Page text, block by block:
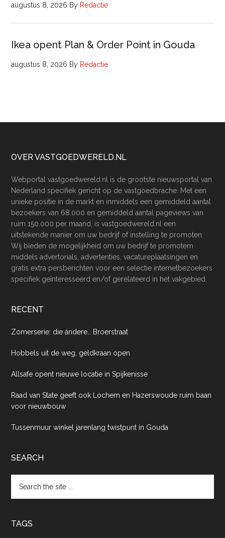
augustus 8, 2026 By Redactie
Ikea opent Plan & Order Point in Gouda
augustus 8, 2026 By Redactie
Footer
OVER VASTGOEDWERELD.NL
Webportal vastgoedwereld.nl is de grootste nieuwsportal van
Nederland specifiek gericht op de vastgoedbrache. Met een
unieke positie in de markt en inmiddels een gemiddeld aantal
bezoekers van 68.000 en gemiddeld aantal pageviews van
ruim 150.000 per maand, is vastgoedwereld.nl een
uitstekende manier om uw bedrijf of instelling te promoten.
Wij bieden de mogelijkheid om uw bedrijf te promotem
middels advertorials, advertenties, vacatureplaatsingen en
gratis extra persberichten voor een selectie internetbezoekers
specifiek geïnteresseerd en/of gerelateerd in het vakgebied.
RECENT
Zomerserie: die ándere… Broerstraat
Hobbels uit de weg, geldkraan open
Allsafe opent nieuwe locatie in Spijkenisse
Raad van State geeft ook Lochem en Hazerswoude ruim baan
voor nieuwbouw
Tussenmuur winkel jarenlang twistpunt in Gouda
SEARCH
the
TAGS